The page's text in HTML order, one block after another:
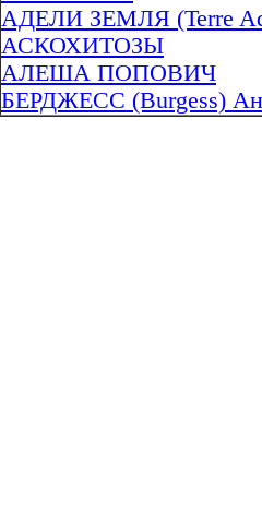
АДЕЛИ ЗЕМЛЯ (Terre
АСКОХИТОЗЫ
АЛЕША ПОПОВИЧ
БЕРДЖЕСС (Burgess)